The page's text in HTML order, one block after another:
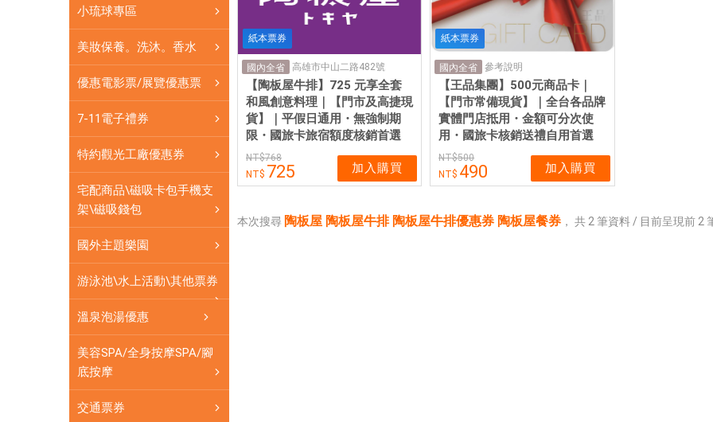
陶
板
屋
餐
票
網
小琉球專區
美妝保養。洗沐。香水
優惠電影票/展覽優惠票
7-11電子禮券
特約觀光工廠優惠券
宅配商品\磁吸卡包手機支
架\磁吸錢包
國外主題樂園
游泳池\水上活動\其他票券
溫泉泡湯優惠
美容SPA/全身按摩SPA/腳
底按摩
交通票券
紙本票券
國內全省 高雄市中山二路482號
【陶板屋牛排】725 元享全套
和風創意料理｜【門市及高捷現
貨】｜平假日通用・無強制期
限・國旅卡旅宿額度核銷首選
768
725 加入購買
紙本票券
國內全省 參考說明
【王品集團】500元商品卡｜
【門市常備現貨】｜全台各品牌
實體門店抵用・金額可分次使
用・國旅卡核銷送禮自用首選
500
490 加入購買
本次搜尋 陶板屋 陶板屋牛排 陶板屋牛排優惠券 陶板屋餐券 ， 共 2 筆資料 / 目前呈現前 2